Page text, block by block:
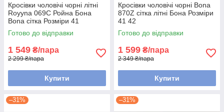
Кросівки чоловічі чорні літні
Royyna 069C Ройна Бона
Bona сітка Розміри 41
Готово до відправки
1 549 ₴/пара
2 299 ₴/пара
Купити
Кросівки чоловічі чорні Bona
870Z сітка літні Бона Розміри
41 42
Готово до відправки
1 599 ₴/пара
2 349 ₴/пара
Купити
–31% –31%